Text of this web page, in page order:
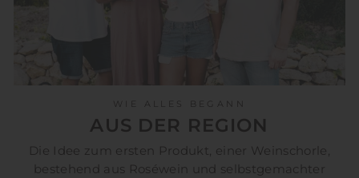
WIE ALLES BEGANN
AUS DER REGION
Die Idee zum ersten Produkt, einer Weinschorle,
bestehend aus Roséwein und selbstgemachter